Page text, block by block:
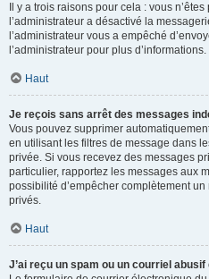
Il y a trois raisons pour cela : vous
l’administrateur a désactivé la
l’administrateur vous a empêché
l’administrateur pour plus d’informations.
Haut
Je reçois sans arrêt des messages
Vous pouvez supprimer
en utilisant les filtres de message dans
privée. Si vous recevez des messages
particulier, rapportez les messages aux
possibilité d’empêcher complètement
privés.
Haut
J’ai reçu un spam ou un courriel abusif